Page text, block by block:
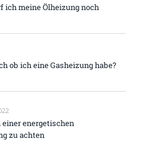
ich meine Ölheizung noch
ob ich eine Gasheizung habe?
energetischen
zu achten